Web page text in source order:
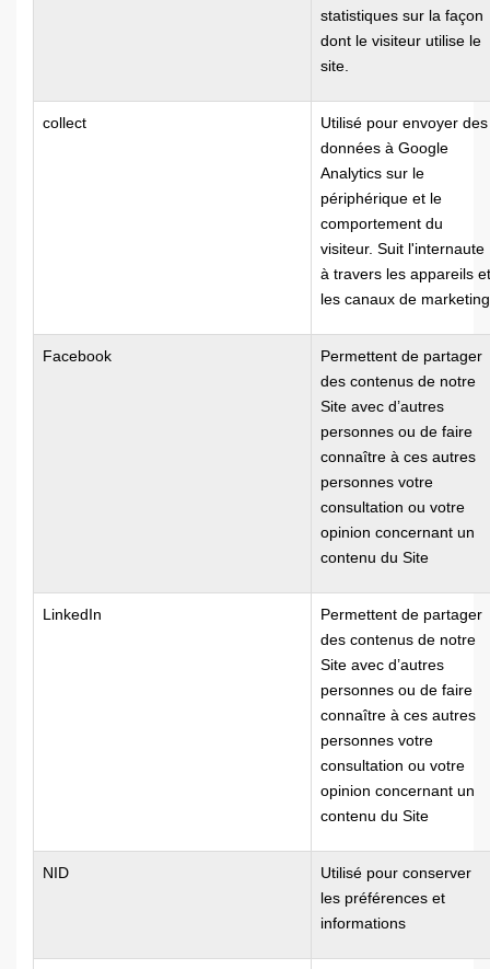
statistiques sur la façon
dont le visiteur utilise le
site.
collect
Utilisé pour envoyer des
données à Google
Analytics sur le
périphérique et le
comportement du
visiteur. Suit l'internaute
à travers les appareils et
les canaux de
Facebook
Permettent de partager
des contenus de notre
Site avec d’autres
personnes ou de faire
connaître à ces autres
personnes votre
consultation ou votre
opinion concernant un
contenu du Site
LinkedIn
Permettent de partager
des contenus de notre
Site avec d’autres
personnes ou de faire
connaître à ces autres
personnes votre
consultation ou votre
opinion concernant un
contenu du Site
NID
Utilisé pour conserver
les préférences et
informations